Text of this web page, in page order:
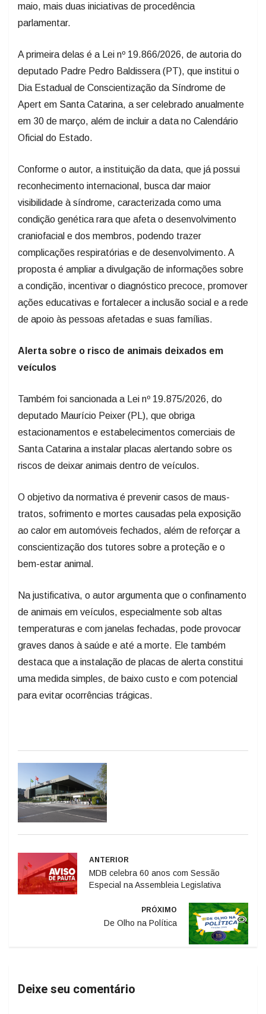
maio, mais duas iniciativas de procedência
parlamentar.
A primeira delas é a Lei nº 19.866/2026, de autoria do
deputado Padre Pedro Baldissera (PT), que institui o
Dia Estadual de Conscientização da Síndrome de
Apert em Santa Catarina, a ser celebrado anualmente
em 30 de março, além de incluir a data no Calendário
Oficial do Estado.
Conforme o autor, a instituição da data, que já possui
reconhecimento internacional, busca dar maior
visibilidade à síndrome, caracterizada como uma
condição genética rara que afeta o desenvolvimento
craniofacial e dos membros, podendo trazer
complicações respiratórias e de desenvolvimento. A
proposta é ampliar a divulgação de informações sobre
a condição, incentivar o diagnóstico precoce, promover
ações educativas e fortalecer a inclusão social e a rede
de apoio às pessoas afetadas e suas famílias.
Alerta sobre o risco de animais deixados em
veículos
Também foi sancionada a Lei nº 19.875/2026, do
deputado Maurício Peixer (PL), que obriga
estacionamentos e estabelecimentos comerciais de
Santa Catarina a instalar placas alertando sobre os
riscos de deixar animais dentro de veículos.
O objetivo da normativa é prevenir casos de maus-
tratos, sofrimento e mortes causadas pela exposição
ao calor em automóveis fechados, além de reforçar a
conscientização dos tutores sobre a proteção e o
bem-estar animal.
Na justificativa, o autor argumenta que o confinamento
de animais em veículos, especialmente sob altas
temperaturas e com janelas fechadas, pode provocar
graves danos à saúde e até a morte. Ele também
destaca que a instalação de placas de alerta constitui
uma medida simples, de baixo custo e com potencial
para evitar ocorrências trágicas.
ANTERIOR
MDB celebra 60 anos com Sessão
Especial na Assembleia Legislativa
PRÓXIMO
De Olho na Política
Deixe seu comentário